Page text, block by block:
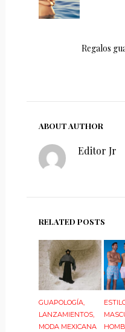
Regalos
ABOUT AUTHOR
Editor Jr
RELATED POSTS
GUAPOLOGÍA,
LANZAMIENTOS,
MODA MEXICANA